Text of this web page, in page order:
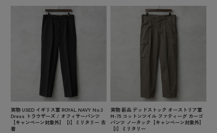
実物 USED イギリス軍 ROYAL NAVY No.3
Dress トラウザーズ / オフィサーパンツ
【キャンペーン対象外】【I】ミリタリー 古
着
実物 新品 デッドストック オーストリア軍
M-75 コットンツイル ファティーグ カーゴ
パンツ ノータック【キャンペーン対象外】
【I】ミリタリー